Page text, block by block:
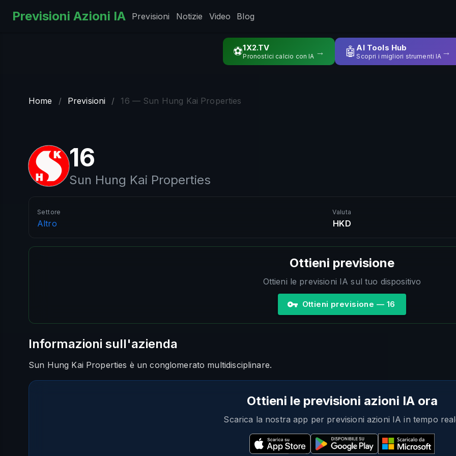
Previsioni Azioni IA Previsioni Notizie Video Blog
⚽1X2.TV
Pronostici calcio con IA → 🤖AI Tools Hub
Scopri i migliori strumenti IA →
Home / Previsioni / 16 — Sun Hung Kai Properties
16
Sun Hung Kai Properties
Settore
Altro
Valuta
HKD
Ottieni previsione
Ottieni le previsioni IA sul tuo dispositivo
Ottieni previsione — 16
Informazioni sull'azienda
Sun Hung Kai Properties è un conglomerato multidisciplinare.
Ottieni le previsioni azioni IA ora
Scarica la nostra app per previsioni azioni IA in tempo